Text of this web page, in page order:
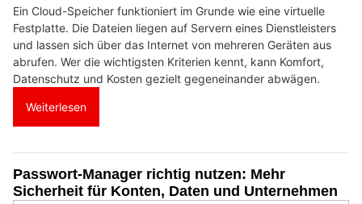
Ein Cloud-Speicher funktioniert im Grunde wie eine virtuelle
Festplatte. Die Dateien liegen auf Servern eines Dienstleisters
und lassen sich über das Internet von mehreren Geräten aus
abrufen. Wer die wichtigsten Kriterien kennt, kann Komfort,
Datenschutz und Kosten gezielt gegeneinander abwägen.
Weiterlesen
Passwort-Manager richtig nutzen: Mehr
Sicherheit für Konten, Daten und Unternehmen